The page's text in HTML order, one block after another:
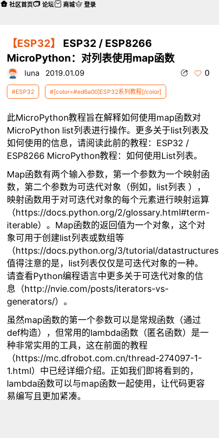
【ESP32】
ESP32 / ESP8266
MicroPython：对列表使用map函数
luna 2019.01.09 0
#ESP32 #[color=#ed6a00]ESP32系列教程[/color]
此MicroPython教程旨在解释如何使用map函数对
MicroPython list列表进行操作。更多关于list列表及
如何使用的信息，请阅读此前的教程： ESP32 /
ESP8266 MicroPython教程：如何使用List列表。
Map函数有两个输入参数，第一个参数为一个映射函
数，第二个参数为可迭代对象（例如，list列表 ），
映射函数用于对可迭代对象的每个元素进行映射运算
（https://docs.python.org/2/glossary.html#term-
iterable）。Map函数的返回值为一个对象，这个对
象可用于创建list列表或数组等
（https://docs.python.org/3/tutorial/
值得注意的是，list列表仅仅是可迭代对象的一种。
请查看Python编程语言中更多关于可迭代对象的信
息（http://nvie.com/posts/iterators-vs-
generators/）。
虽然map函数的第一个参数可以是常规函数（通过
def构造），但常用的lambda函数（匿名函数）是一
种非常实用的工具，这在前面的教程
（https://mc.dfrobot.com.cn/thread-274097-1-
1.html）中已经详细介绍。正如我们即将看到的，
lambda函数可以与map函数一起使用，让代码更容
易编写且更加紧凑。
社区首页 论坛 商城 登录